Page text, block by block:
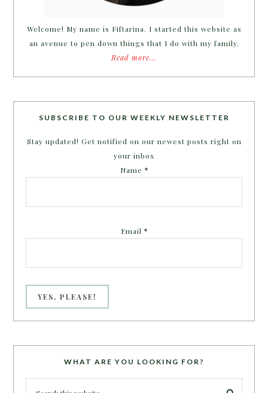
Welcome! My name is Fiftarina. I started this website as
an avenue to pen down things that I do with my family.
Read more...
SUBSCRIBE TO OUR WEEKLY NEWSLETTER
Stay updated! Get notified on our newest posts right on
your inbox
Name *
Email *
WHAT ARE YOU LOOKING FOR?